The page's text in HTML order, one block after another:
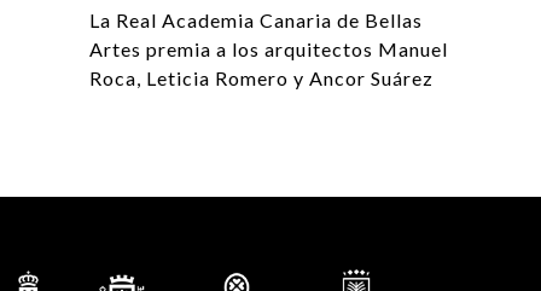
La Real Academia Canaria de Bellas
Artes premia a los arquitectos Manuel
Roca, Leticia Romero y Ancor Suárez